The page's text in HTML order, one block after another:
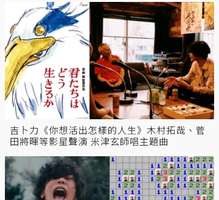
吉卜力《你想活出怎樣的人生》木村拓哉、菅
田將暉等影星聲演 米津玄師唱主題曲